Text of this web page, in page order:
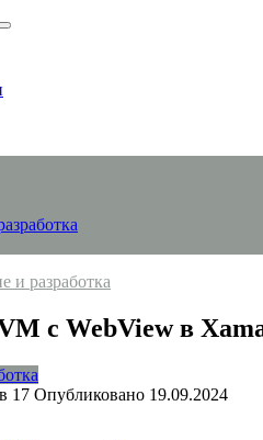
и разработка
с WebView в
17 Опубликовано 19.09.2024